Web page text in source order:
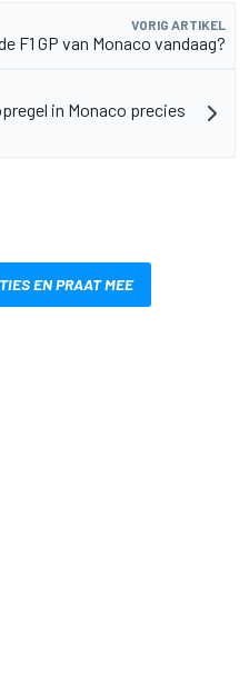
VORIG ARTIKEL
F1 GP van Monaco vandaag?
in Monaco precies
EN PRAAT MEE